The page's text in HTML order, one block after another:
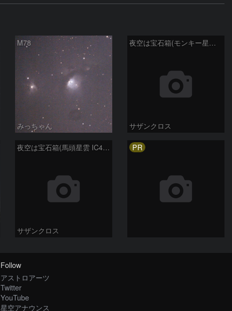
M78
みっちゃん
夜空は宝石箱(モンキー星雲 NGC2174) Seestar50
サザンクロス
夜空は宝石箱(馬頭星雲 IC434) Seestar50
サザンクロス
PR
Follow
アストロアーツ
Twitter
YouTube
星空アナウンス